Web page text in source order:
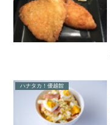
ハナタカ！優越館